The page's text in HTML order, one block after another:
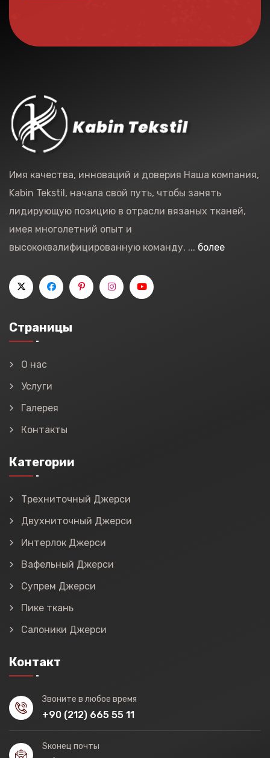
Имя качества, инноваций и доверия Наша компания,
Kabin Tekstil, начала свой путь, чтобы занять
лидирующую позицию в отрасли вязаных тканей,
имея многолетний опыт и
высококвалифицированную команду. ... более
Страницы
О нас
Услуги
Галерея
Контакты
Категории
Трехниточный Джерси
Двухниточный Джерси
Интерлок Джерси
Вафельный Джерси
Супрем Джерси
Пике ткань
Салоники Джерси
Контакт
Звоните в любое время
+90 (212) 665 55 11
Sконец почты